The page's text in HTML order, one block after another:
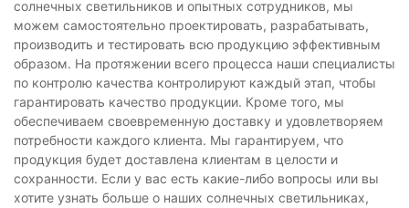
солнечных светильников и опытных сотрудников, мы
можем самостоятельно проектировать, разрабатывать,
производить и тестировать всю продукцию эффективным
образом. На протяжении всего процесса наши специалисты
по контролю качества контролируют каждый этап, чтобы
гарантировать качество продукции. Кроме того, мы
обеспечиваем своевременную доставку и удовлетворяем
потребности каждого клиента. Мы гарантируем, что
продукция будет доставлена ​​клиентам в целости и
сохранности. Если у вас есть какие-либо вопросы или вы
хотите узнать больше о наших солнечных светильниках,